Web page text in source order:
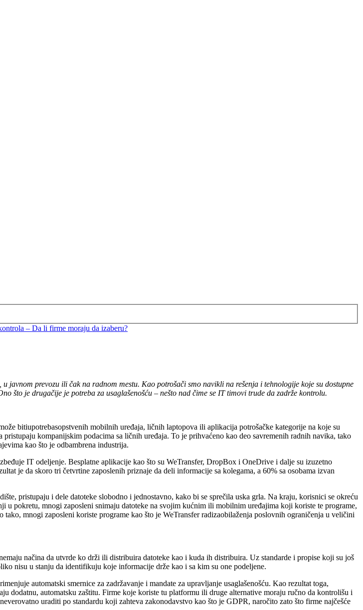
– Da li firme moraju da izaberu?
javnom prevozu ili čak na radnom mestu. Kao potrošači smo navikli na rešenja i tehnologije koje su dostupne
što je drugačije je potreba za usaglašenošću – nešto nad čime se IT timovi trude da zadrže kontrolu.
bitiupotrebasopstvenih mobilnih uređaja, ličnih laptopova ili aplikacija potrošačke kategorije na koje su
pristupaju kompanijskim podacima sa ličnih uređaja. To je prihvaćeno kao deo savremenih radnih navika, tako
kao što je odbambrena industrija.
IT odeljenje. Besplatne aplikacije kao što su WeTransfer, DropBox i OneDrive i dalje su izuzetno
je da skoro tri četvrtine zaposlenih priznaje da deli informacije sa kolegama, a 60% sa osobama izvan
pristupaju i dele datoteke slobodno i jednostavno, kako bi se sprečila uska grla. Na kraju, korisnici se okreću
u pokretu, mnogi zaposleni snimaju datoteke na svojim kućnim ili mobilnim uređajima koji koriste te programe,
mnogi zaposleni koriste programe kao što je WeTransfer radizaobilaženja poslovnih ograničenja u veličini
načina da utvrde ko drži ili distribuira datoteke kao i kuda ih distribuira. Uz standarde i propise koji su još
nisu u stanju da identifikuju koje informacije drže kao i sa kim su one podeljene.
automatski smernice za zadržavanje i mandate za upravljanje usaglašenošću. Kao rezultat toga,
dodatnu, automatsku zaštitu. Firme koje koriste tu platformu ili druge alternative moraju ručno da kontrolišu i
uraditi po standardu koji zahteva zakonodavstvo kao što je GDPR, naročito zato što firme najčešće